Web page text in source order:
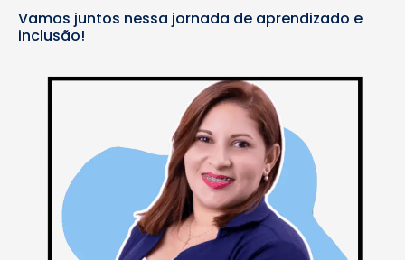
Vamos juntos nessa jornada de aprendizado e
inclusão!